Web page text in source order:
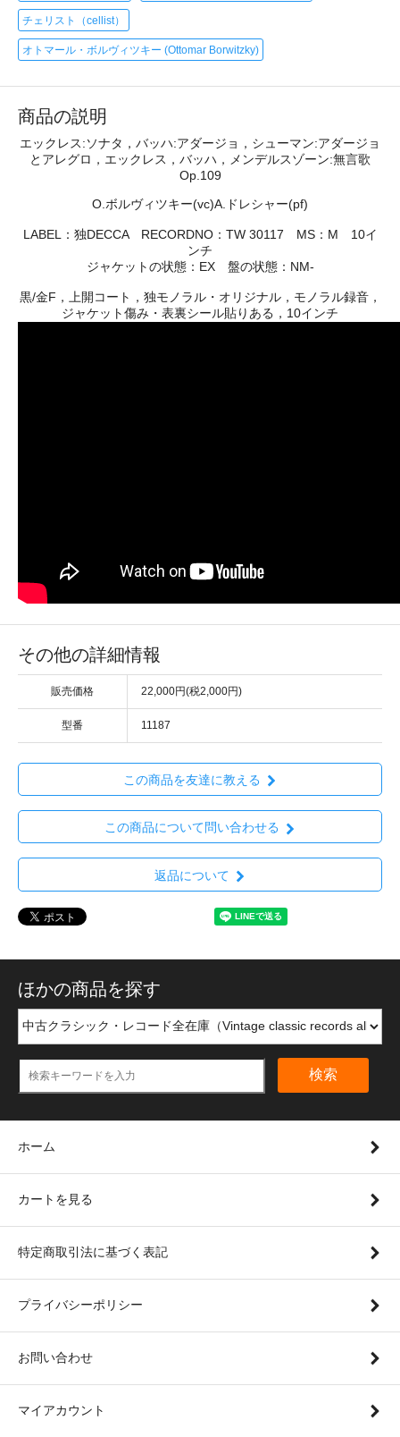
チェリスト（cellist）
オトマール・ボルヴィツキー (Ottomar Borwitzky)
商品の説明
エックレス:ソナタ，バッハ:アダージョ，シューマン:アダージョ
とアレグロ，エックレス，バッハ，メンデルスゾーン:無言歌
Op.109
O.ボルヴィツキー(vc)A.ドレシャー(pf)
LABEL：独DECCA RECORDNO：TW 30117 MS：M 10イ
ンチ
ジャケットの状態：EX 盤の状態：NM-
黒/金F，上開コート，独モノラル・オリジナル，モノラル録音，
ジャケット傷み・表裏シール貼りある，10インチ
その他の詳細情報
販売価格 22,000円(税2,000円)
型番 11187
この商品を友達に教える
この商品について問い合わせる
返品について
ほかの商品を探す
検索
ホーム
カートを見る
特定商取引法に基づく表記
プライバシーポリシー
お問い合わせ
マイアカウント